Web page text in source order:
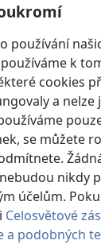
používání
k
cookies
a
se můžete
nikdy
účelům.
Celosvětové
a podobných
Strážné věže